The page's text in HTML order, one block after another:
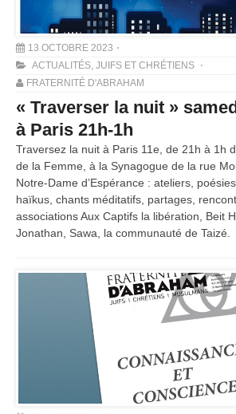
13 OCTOBRE 2023
ACTUALITÉS, JUIFS ET CHRÉTIENS
FRATERNITÉ D'ABRAHAM
« Traverser la nuit »
à Paris 21h-1h
Traversez la nuit à Paris 11e, de 21h à 1h
de la Femme, à la Synagogue de la rue
Notre-Dame d’Espérance : ateliers,
haïkus, chants méditatifs, partages,
associations Aux Captifs la libération, Beit
Jonathan, Sawa, la communauté de Taizé.